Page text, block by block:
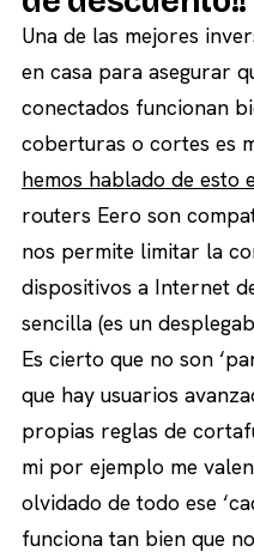
Una de las mejores
en casa para asegurar
conectados funcionan
coberturas o cortes es
hemos hablado de esto
routers Eero son
nos permite limitar la
dispositivos a Internet
sencilla (es un
Es cierto que no son
que hay usuarios
propias reglas de
mi por ejemplo me
olvidado de todo ese
funciona tan bien que